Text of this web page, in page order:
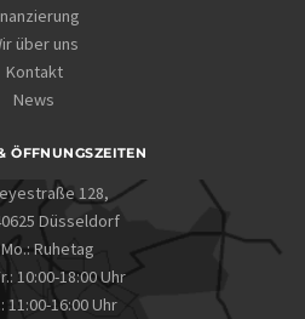
über uns
Kontakt
News
ÖFFNUNGSZEITEN
128,
Düsseldorf
Mo.: Ruhetag
10:00-18:00 Uhr
11:00-16:00 Uhr